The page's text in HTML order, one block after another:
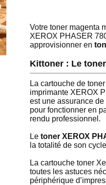
Votre toner magenta
XEROX PHASER
approvisionner en
Kittoner : Le
La cartouche de
imprimante XEROX
est une assurance
pour fonctionner en
rendu professionnel.
Le toner XEROX
la totalité de son
La cartouche toner
toutes les astuces
périphérique